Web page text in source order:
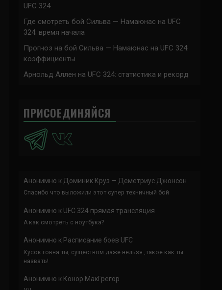
UFC 324
Где смотреть бой Сильва — Намаюнас на UFC
324: время начала
Прогноз на бой Сильва — Намаюнас на UFC 324:
коэффициенты
Арнольд Аллен на UFC 324: статистика и рекорд
ПРИСОЕДИНЯЙСЯ
Анонимно к Доминик Круз — Деметриус Джонсон
Спасибо что выложили этот супер техничный бой
Анонимно к UFC 324 прямая трансляция
А как смотреть с ноутбука?
Анонимно к Расписание боев UFC
Кусок говна ты, существом даже нельзя ,такое как ты
назвать!
Анонимно к Конор МакГрегор